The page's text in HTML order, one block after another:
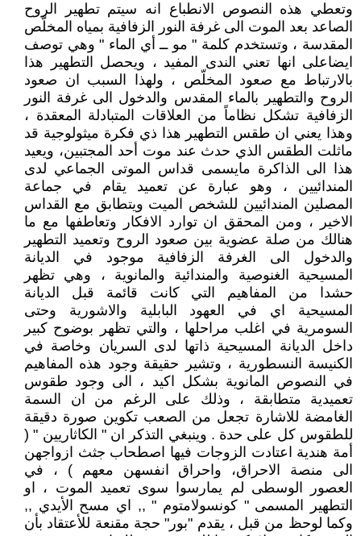
وتعطي هذه النصوص الانطباع انه سيتم تطهير الروح
الصاعد بعد الموت الى غرفة النور الزفافية بمياه المخلّص
المقدسة ، وتستخدم كلمة " مو ــ أي الماء " وهي توصف
ايضاعلى انها تعني الندى المفيد ، ويحصل التطهير هذا
بالارتباط مع صعود المخلّص ، ولهذا السبب ان صعود
الروح والتطهير بالماء المقدس والدخول الى غرفة النور
الزفافية تشكل نظاماً من العلاقات المتبادلة المعقدة ،
وهذا يعني ان طقس التطهير هذا ذي فكرة ميثولوجية قد
ماثلت الطقس الذي حدث عند موت أحد المجتبين، ويعيد
هذا الى الذاكرة مايسمى قداس الموتى الجماعي لدى
المندائيين ، وهو عبارة عن تعميد يقام في جماعة
المصلين المندائيين للشخص الميت ويتطابق مع القداس
الاخير ، ومن المحقق ان توارد الافكار وتعاطفها مع ما
هنالك من صلة عضوية بين صعود الروح وتعميد التطهير
والدخول الى الغرفة الزفافية موجود في الديانة
المسيحية الغنوصية والمندائية والمانوية ، وهي تظهر
حشدا من المفاهيم التي كانت قائمة قبل الديانة
المسيحية اي في العهود البابلية والاشورية وحتى
السومرية في اغلب مراحلها ، والتي تظهر بوضوح كبير
داخل الديانة المسيحية ذاتها لدى السريان وخاصة في
الكنيسة النسطورية ، وتشير حقيقة وجود هذه المفاهيم
في النصوص المانوية بشكل اكيد ، الى وجود طقوس
تعميدية متطابقة ، وذلك على الرغم من ان السمة
الغامضة للاشارة تجعل من الصعب تكوين صورة دقيقة
للطقوس كل على حدة . وينبغي التذكر ان " الكاثاريين " (
أمة هندية اعتادت الزوجات فيها اصطحاب جثث ازواجهن
الى منصة الاحراق، واحراق انفسهن معهم ) ، في
العصور الوسطى لم يمارسوا سوى تعميد الموت ، او
التطهير المسمى " كونسولامتوم " ,, اي مسح الأيدي ,,
وكما لوحظ من قبل ، يقدم "بور" حجة مقنعة للأعتقاد بأن